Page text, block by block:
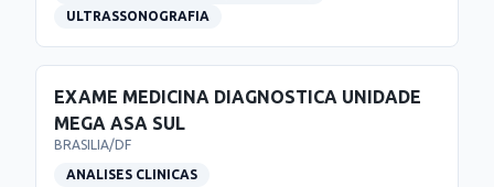
ULTRASSONOGRAFIA
EXAME MEDICINA DIAGNOSTICA UNIDADE
MEGA ASA SUL
BRASILIA/DF
ANALISES CLINICAS